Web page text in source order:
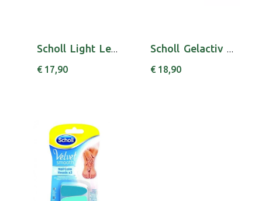
Scholl Light Legs Coll Comp 20den L Pele
€ 17,90
Scholl Gelactiv Palmilh Sport Mulher X2
€ 18,90